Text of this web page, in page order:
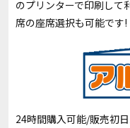
のプリンターで印刷して
席の座席選択も可能です!
24時間購入可能/販売初